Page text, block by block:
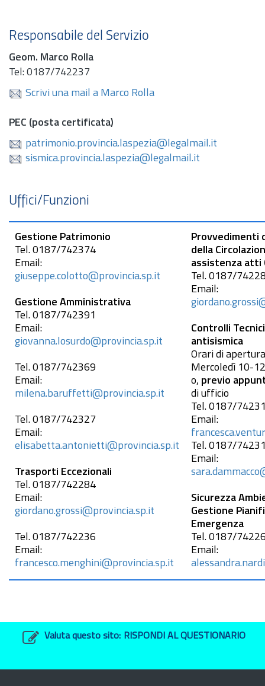
Responsabile del Servizio
Geom. Marco Rolla
Tel: 0187/742237
Scrivi una mail a Marco Rolla
PEC (posta certificata)
patrimonio.provincia.laspezia@legalmail.it
sismica.provincia.laspezia@legalmail.it
Uffici/Funzioni
Gestione Patrimonio
Tel. 0187/742374
Email:
giuseppe.colotto@provincia.sp.it
Gestione Amministrativa
Tel. 0187/742391
Email:
giovanna.losurdo@provincia.sp.it
Tel. 0187/742369
Email:
milena.baruffetti@provincia.sp.it
Tel. 0187/742327
Email:
elisabetta.antonietti@provincia.sp.it
Trasporti Eccezionali
Tel. 0187/742284
Email:
giordano.grossi@provincia.sp.it
Tel. 0187/742236
Email:
francesco.menghini@provincia.sp.it
Provvedimenti
della
assistenza atti
Tel. 0187/
Email:
Controlli
antisismica
Orari di
Mercoledì 10-
o, previo
di ufficio
Tel. 0187/
Email:
Tel. 0187/
Email:
Sicurezza
Gestione
Emergenza
Tel. 0187/
Email:
Valuta questo sito: RISPONDI AL QUESTIONARIO